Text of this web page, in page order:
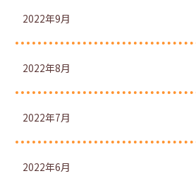
2022年9月
2022年8月
2022年7月
2022年6月